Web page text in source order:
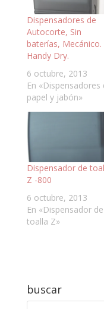
Dispensadores de
Autocorte, Sin
baterías, Mecánico.
Handy Dry.
6 octubre, 2013
En «Dispensadores
papel y jabón»
Dispensador de
Z -800
6 octubre, 2013
En «Dispensador de
toalla Z»
buscar